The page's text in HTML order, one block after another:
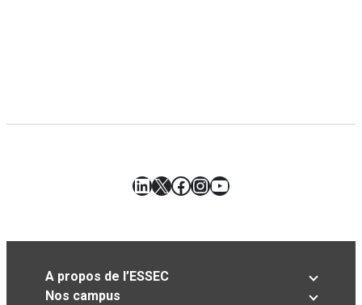
LinkedIn
X Facebook
Instagram
YouTube
A propos de l’ESSEC
Nos campus